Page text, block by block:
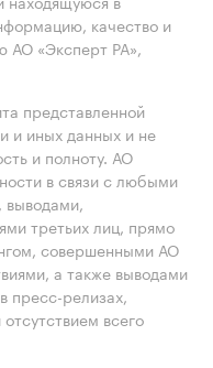
качество и
АО «Эксперт РА»,
представленной
и иных данных и не
и полноту. АО
в связи с любыми
выводами,
третьих лиц, прямо
совершенными АО
а также выводами
пресс-релизах,
всего